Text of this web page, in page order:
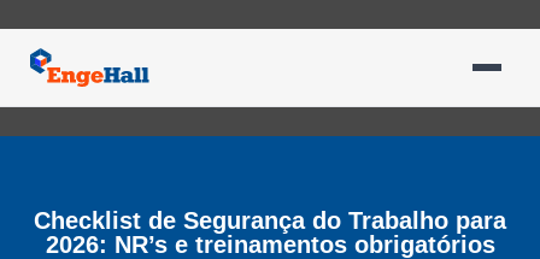
Checklist de Segurança do Trabalho para
2026: NR’s e treinamentos obrigatórios